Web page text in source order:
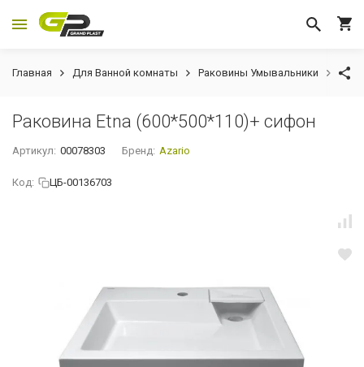
Главная Для Ванной комнаты Раковины Умывальники
Раковина Etna (600*500*110)+ сифон
Артикул: 00078303 Бренд: Azario
Код: ЦБ-00136703